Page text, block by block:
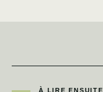
À LIRE ENSUITE